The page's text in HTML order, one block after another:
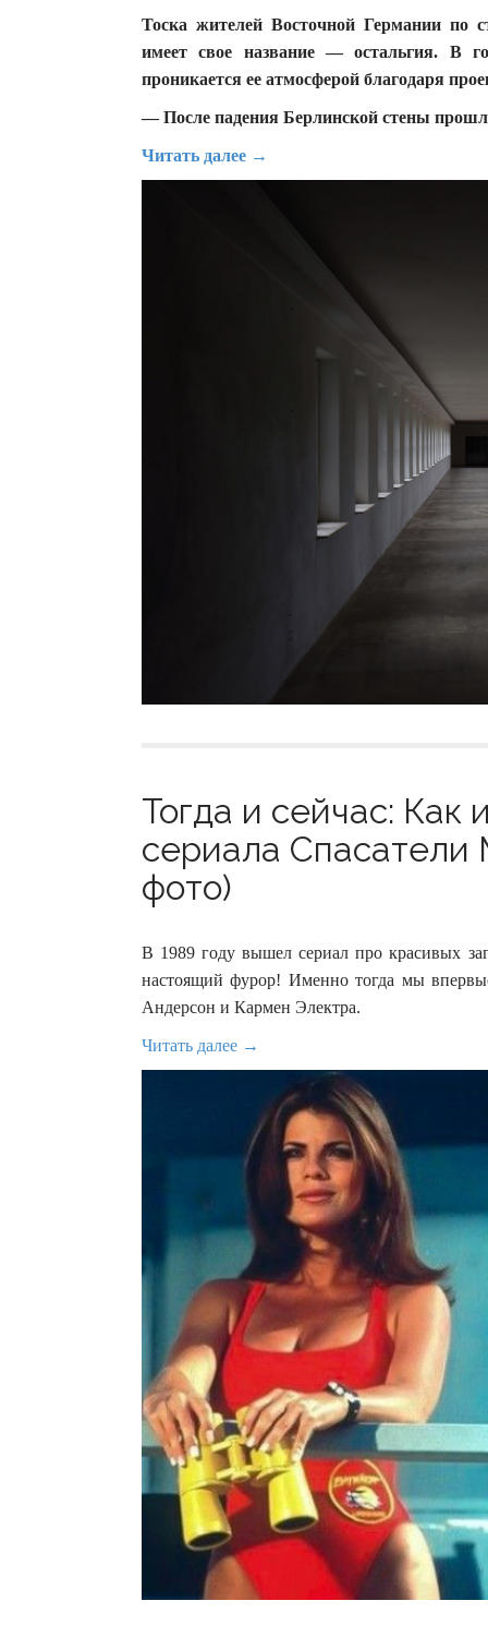
Тоска жителей Восточной Германии по
имеет свое название — остальгия. В
проникается ее атмосферой благодаря
— После падения Берлинской стены
Читать далее →
Тогда и сейчас: Как
сериала Спасатели
фото)
В 1989 году вышел сериал про красивых
настоящий фурор! Именно тогда мы
Андерсон и Кармен Электра.
Читать далее →